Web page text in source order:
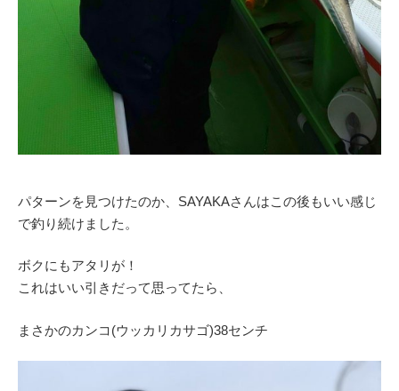
パターンを見つけたのか、SAYAKAさんはこの後もいい感じ
で釣り続けました。
ボクにもアタリが！
これはいい引きだって思ってたら、
まさかのカンコ(ウッカリカサゴ)38センチ